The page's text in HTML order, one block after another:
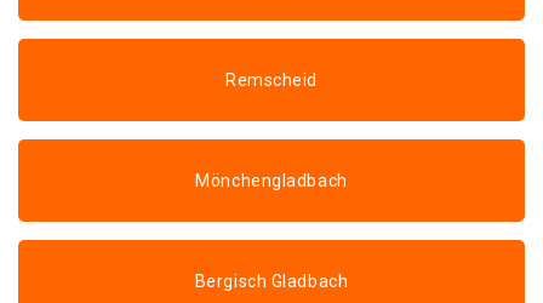
Remscheid
Mönchengladbach
Bergisch Gladbach